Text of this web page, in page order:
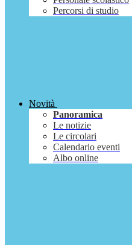
Percorsi di studio
Novità
Panoramica
Le notizie
Le circolari
Calendario eventi
Albo online